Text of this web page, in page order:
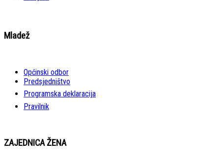
Mladež
Općinski odbor
Predsjedništvo
Programska deklaracija
Pravilnik
ZAJEDNICA ŽENA